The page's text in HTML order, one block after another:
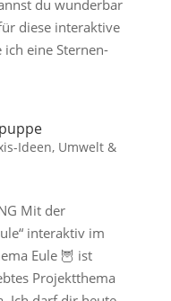
du wunderbar
diese interaktive
ich eine Sternen-
Ideen, Umwelt &
Mit der
interaktiv im
Eule 🦉 ist
Projektthema